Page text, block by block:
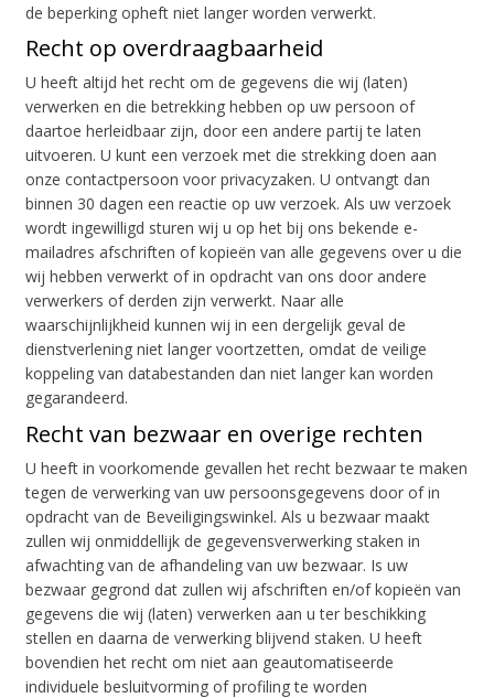
de beperking opheft niet langer worden verwerkt.
Recht op overdraagbaarheid
U heeft altijd het recht om de gegevens die wij (laten)
verwerken en die betrekking hebben op uw persoon of
daartoe herleidbaar zijn, door een andere partij te laten
uitvoeren. U kunt een verzoek met die strekking doen aan
onze contactpersoon voor privacyzaken. U ontvangt dan
binnen 30 dagen een reactie op uw verzoek. Als uw verzoek
wordt ingewilligd sturen wij u op het bij ons bekende e-
mailadres afschriften of kopieën van alle gegevens over u die
wij hebben verwerkt of in opdracht van ons door andere
verwerkers of derden zijn verwerkt. Naar alle
waarschijnlijkheid kunnen wij in een dergelijk geval de
dienstverlening niet langer voortzetten, omdat de veilige
koppeling van databestanden dan niet langer kan worden
gegarandeerd.
Recht van bezwaar en overige rechten
U heeft in voorkomende gevallen het recht bezwaar te maken
tegen de verwerking van uw persoonsgegevens door of in
opdracht van de Beveiligingswinkel. Als u bezwaar maakt
zullen wij onmiddellijk de gegevensverwerking staken in
afwachting van de afhandeling van uw bezwaar. Is uw
bezwaar gegrond dat zullen wij afschriften en/of kopieën van
gegevens die wij (laten) verwerken aan u ter beschikking
stellen en daarna de verwerking blijvend staken. U heeft
bovendien het recht om niet aan geautomatiseerde
individuele besluitvorming of profiling te worden